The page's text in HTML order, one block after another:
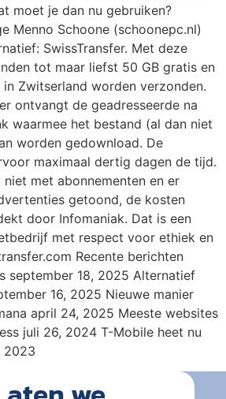
moet je dan nu gebruiken?
Menno Schoone (schoonepc.nl)
SwissTransfer. Met deze
tot maar liefst 50 GB gratis en
Zwitserland worden verzonden.
ontvangt de geadresseerde na
waarmee het bestand (al dan niet
worden gedownload. De
maximaal dertig dagen de tijd.
niet met abonnementen en er
getoond, de kosten
door Infomaniak. Dat is een
met respect voor ethiek en
Recente berichten
september 18, 2025 Alternatief
16, 2025 Nieuwe manier
april 24, 2025 Meeste websites
juli 26, 2024 T-Mobile heet nu
2023